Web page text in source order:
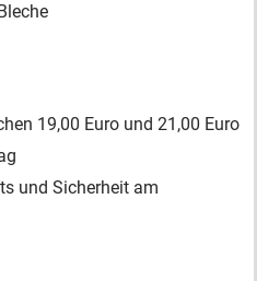
19,00 Euro und 21,00 Euro
und Sicherheit am